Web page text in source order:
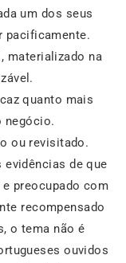
um dos seus
pacificamente.
materializado na
quanto mais
negócio.
ou revisitado.
evidências de que
preocupado com
recompensado
o tema não é
ouvidos